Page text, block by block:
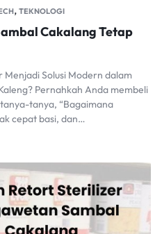
, TEKNOLOGI
Cakalang Tetap
Solusi Modern dalam
Pernahkah Anda membeli
tanya, “Bagaimana
cepat basi, dan…